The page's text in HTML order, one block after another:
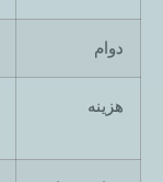
دوام
هزینه